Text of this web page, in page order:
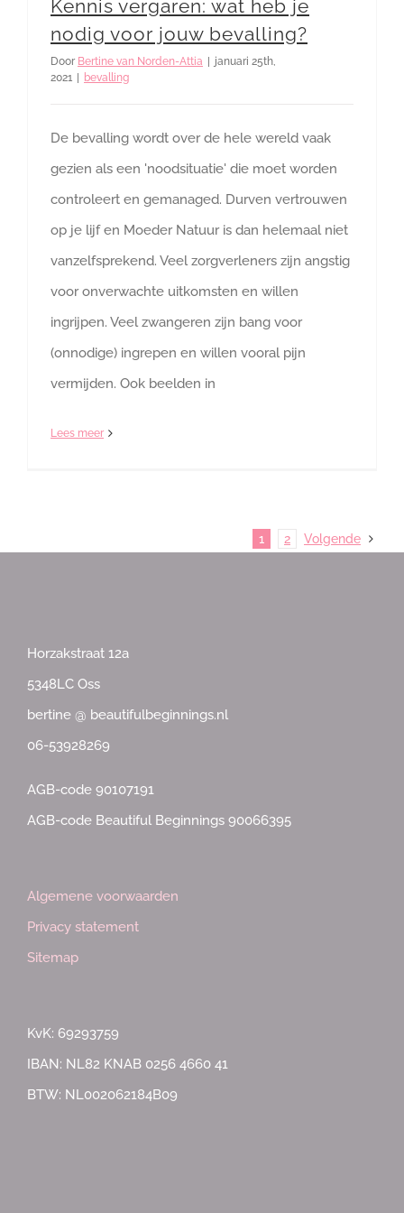
Kennis vergaren: wat heb je
nodig voor jouw bevalling?
Door Bertine van Norden-Attia
januari 25th,
2021
bevalling
De bevalling wordt over de hele wereld vaak
gezien als een 'noodsituatie' die moet worden
controleert en gemanaged. Durven vertrouwen
op je lijf en Moeder Natuur is dan helemaal niet
vanzelfsprekend. Veel zorgverleners zijn angstig
voor onverwachte uitkomsten en willen
ingrijpen. Veel zwangeren zijn bang voor
(onnodige) ingrepen en willen vooral pijn
vermijden. Ook beelden in
Lees meer
1 2 Volgende
Horzakstraat 12a
5348LC Oss
bertine @ beautifulbeginnings.nl
06-53928269
AGB-code 90107191
AGB-code Beautiful Beginnings 90066395
Algemene voorwaarden
Privacy statement
Sitemap
KvK: 69293759
IBAN: NL82 KNAB 0256 4660 41
BTW: NL002062184B09